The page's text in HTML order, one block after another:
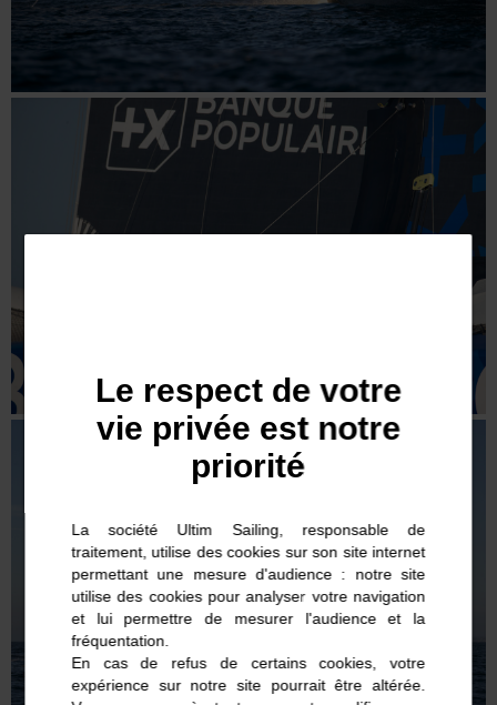
Le respect de votre
vie privée est notre
priorité
La société Ultim Sailing, responsable de
traitement, utilise des cookies sur son site internet
permettant une mesure d'audience : notre site
utilise des cookies pour analyser votre navigation
et lui permettre de mesurer l'audience et la
fréquentation.
En cas de refus de certains cookies, votre
expérience sur notre site pourrait être altérée.